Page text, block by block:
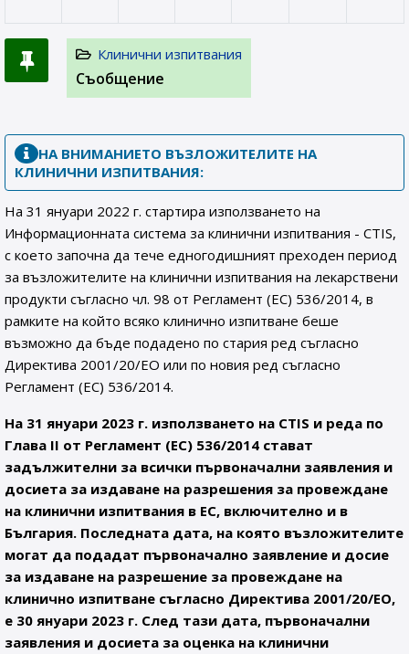
Клинични изпитвания
Съобщение
НА ВНИМАНИЕТО ВЪЗЛОЖИТЕЛИТЕ НА
КЛИНИЧНИ ИЗПИТВАНИЯ:
На 31 януари 2022 г. стартира използването на
Информационната система за клинични изпитвания - CTIS,
с което започна да тече едногодишният преходен период
за възложителите на клинични изпитвания на лекарствени
продукти съгласно чл. 98 от Регламент (ЕС) 536/2014, в
рамките на който всяко клинично изпитване беше
възможно да бъде подадено по стария ред съгласно
Директива 2001/20/ЕО или по новия ред съгласно
Регламент (ЕС) 536/2014.
На 31 януари 2023 г. използването на CTIS и реда по
Глава II от Регламент (ЕС) 536/2014 стават
задължителни за всички първоначални заявления и
досиета за издаване на разрешения за провеждане
на клинични изпитвания в ЕС, включително и в
България. Последната дата, на която възложителите
могат да подадат първоначално заявление и досие
за издаване на разрешение за провеждане на
клинично изпитване съгласно Директива 2001/20/ЕО,
е 30 януари 2023 г. След тази дата, първоначални
заявления и досиета за оценка на клинични